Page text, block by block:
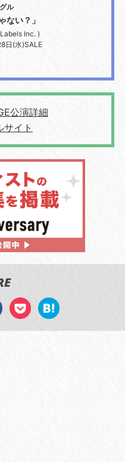
ル
ない？」
Inc. )
日(水)SALE
公演詳細
サイト